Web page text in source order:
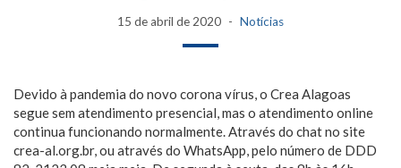
15 de abril de 2020 Notícias
Devido à pandemia do novo corona vírus, o Crea Alagoas
segue sem atendimento presencial, mas o atendimento online
continua funcionando normalmente. Através do chat no site
crea-al.org.br, ou através do WhatsApp, pelo número de DDD